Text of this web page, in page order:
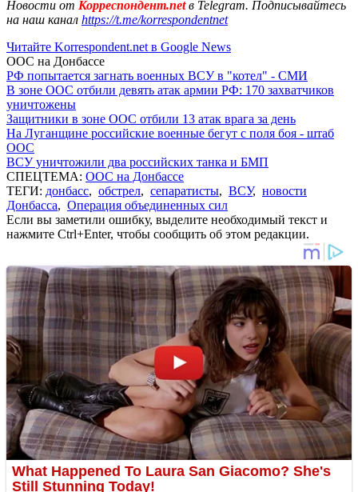
Новости от Корреспондент.netв Telegram. Подписывайтесь
на наш канал https://t.me/korrespondentnet
Читайте Korrespondent.net в Google News
ООС на Донбассе
РФ попытается загнать военных ВСУ в "котел" - СМИ
В зоне ООС отбили девять атак армии РФ: 170 захватчиков
уничтожены
Защитники в зоне ООС отбили 13 атак врага за день
На Луганщине российские военные бегут с поля боя - штаб
ООС
ВСУ уничтожили два российских танка и БМП
СПЕЦТЕМА: ООС на Донбассе
ТЕГИ: донбасс, обстрел, сепаратисты, ВСУ, новости
Донбасса, Операция объединенных сил
Если вы заметили ошибку, выделите необходимый текст и
нажмите Ctrl+Enter, чтобы сообщить об этом редакции.